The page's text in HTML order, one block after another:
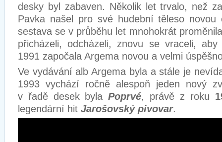
desky byl zabaven. Několik let trvalo, než
Pavka našel pro své hudební těleso
sestava se v průběhu let mnohokrát
přicházeli, odcházeli, znovu se vraceli,
1991 započala Argema novou a velmi
Ve vydávání alb Argema byla a stále je
1993 vychází ročně alespoň jeden nový
v řadě desek bylaPoprvé, právě z roku
legendární hit Jarošovský pivovar.